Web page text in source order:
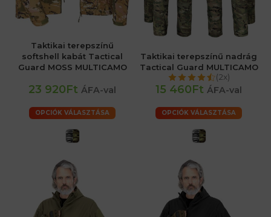
Taktikai terepszínű
softshell kabát Tactical
Guard MOSS MULTICAMO
23 920Ft ÁFA-val
OPCIÓK VÁLASZTÁSA
Taktikai terepszínű nadrág
Tactical Guard MULTICAMO
(2x)
15 460Ft ÁFA-val
OPCIÓK VÁLASZTÁSA